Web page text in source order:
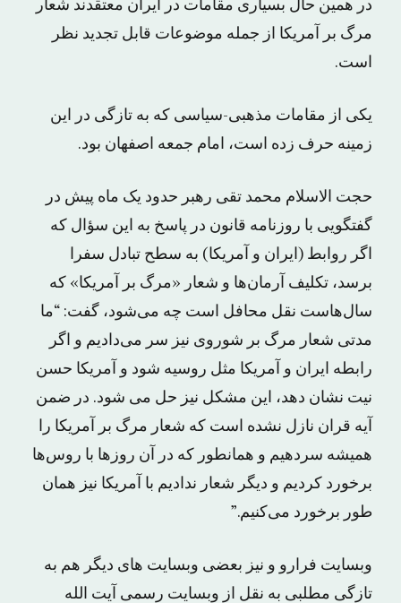
در همین حال بسیاری مقامات در ایران معتقدند شعار
مرگ بر آمریکا از جمله موضوعات قابل تجدید نظر
است.
یکی از مقامات مذهبی-سیاسی که به تازگی در این
زمینه حرف زده است، امام جمعه اصفهان بود.
حجت الاسلام محمد تقی رهبر حدود یک ماه پیش در
گفتگویی با روزنامه قانون در پاسخ به این سؤال که
اگر روابط (ایران و آمریکا) به سطح تبادل سفرا
برسد، تکلیف آرمان‌ها و شعار «مرگ بر آمریکا» که
سال‌هاست نقل محافل است چه می‌شود، گفت: “ما
مدتی شعار مرگ بر شوروی نیز سر می‌دادیم و اگر
رابطه ایران و آمریکا مثل روسیه شود و آمریکا حسن
نیت نشان دهد، این مشکل نیز حل می شود. در ضمن
آیه قران نازل نشده است که شعار مرگ بر آمریکا را
همیشه سردهیم و همانطور که در آن روزها با روس‌ها
برخورد کردیم و دیگر شعار ندادیم با آمریکا نیز‌‌ همان
طور برخورد می‌کنیم.”
وبسایت فرارو و نیز بعضی وبسایت های دیگر هم به
تازگی مطلبی به نقل از وبسایت رسمی آیت الله